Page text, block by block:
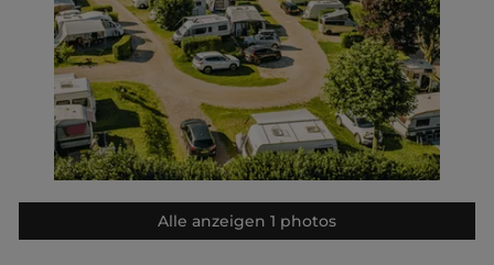
Alle anzeigen 1 photos